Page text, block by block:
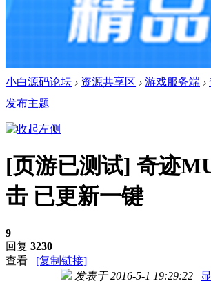
小白源码论坛 › 资源共享区 › 游戏服务端 ›
发布主题
[页游已测试] 奇迹
击 已更新一键
9
回复 3230
查看
[复制链接]
发表于 2016-5-1 19:29:22 |